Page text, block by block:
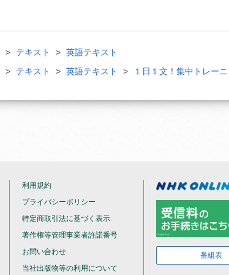
テキスト
英語テキスト
テキスト 英語テキスト １日１文！集中トレー
利用規約
プライバシーポリシー
特定商取引法に基づく表示
著作権等管理事業者許諾番号
お問い合わせ
当社出版物等の利用について
番組表